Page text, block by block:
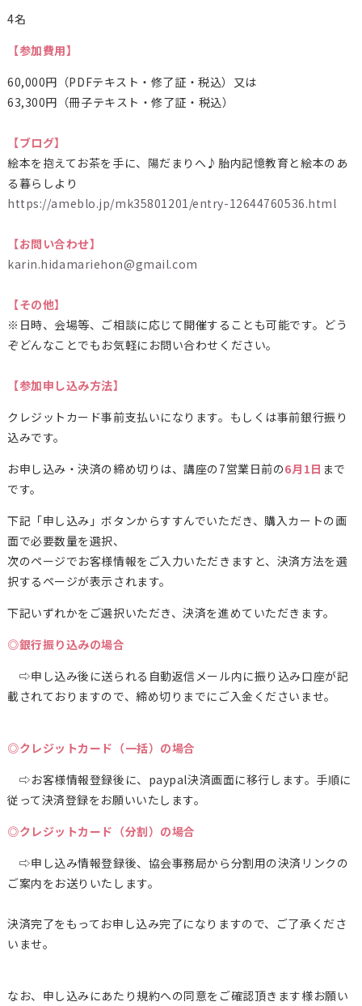
4名
【参加費用】
60,000円（PDFテキスト・修了証・税込）又は
63,300円（冊子テキスト・修了証・税込）
【ブログ】
絵本を抱えてお茶を手に、陽だまりへ♪胎内記憶教育と絵本のあ
る暮らしより
https://ameblo.jp/mk35801201/entry-12644760536.html
【お問い合わせ】
karin.hidamariehon@gmail.com
【その他】
※日時、会場等、ご相談に応じて開催することも可能です。どう
ぞどんなことでもお気軽にお問い合わせください。
【参加申し込み方法】
クレジットカード事前支払いになります。もしくは事前銀行振り
込みです。
お申し込み・決済の締め切りは、講座の7営業日前の6月1日 まで
です。
下記「申し込み」ボタンからすすんでいただき、購入カートの画
面で必要数量を選択、
次のページでお客様情報をご入力いただきますと、決済方法を選
択するページが表示されます。
下記いずれかをご選択いただき、決済を進めていただきます。
◎銀行振り込みの場合
⇨申し込み後に送られる自動返信メール内に振り込み口座が記
載されておりますので、締め切りまでにご入金くださいませ。
◎クレジットカード（一括）の場合
⇨お客様情報登録後に、paypal決済画面に移行します。手順に
従って決済登録をお願いいたします。
◎クレジットカード（分割）の場合
⇨申し込み情報登録後、協会事務局から分割用の決済リンクの
ご案内をお送りいたします。
決済完了をもってお申し込み完了になりますので、ご了承くださ
いませ。
なお、申し込みにあたり規約への同意をご確認頂きます様お願い